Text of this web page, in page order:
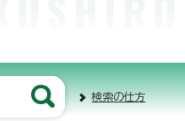
検索の仕方